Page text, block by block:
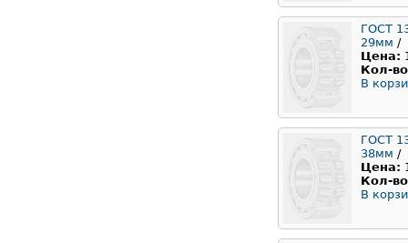
ГОСТ
29мм /
Цена:
Кол-
В
ГОСТ
38мм /
Цена:
Кол-
В